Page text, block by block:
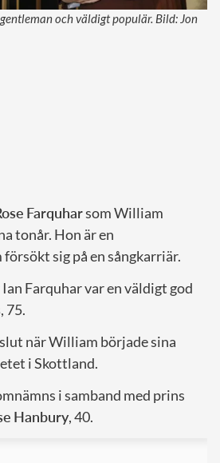
och väldigt populär. Bild: Jon
Farquharsom William
tonår. Hon är en
sig på en sångkarriär.
Farquhar var en väldigt god
, 75.
när William började sina
i Skottland.
i samband med prins
Hanbury, 40.